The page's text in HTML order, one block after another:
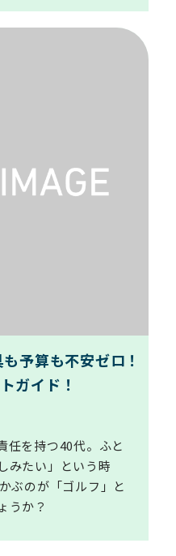
予算も不安ゼロ！
ガイド！
任を持つ40代。ふと
みたい」という時
ぶのが「ゴルフ」と
うか？